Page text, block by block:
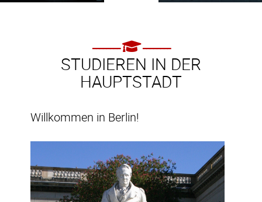
STUDIEREN IN DER
HAUPTSTADT
Willkommen in Berlin!